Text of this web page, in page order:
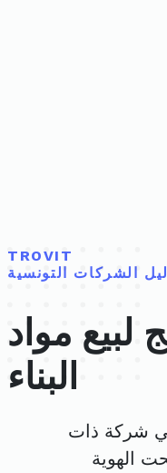
TROVIT
الشركات التونسية
لبيع مواد
البناء
هي شركة ذات
الهوية